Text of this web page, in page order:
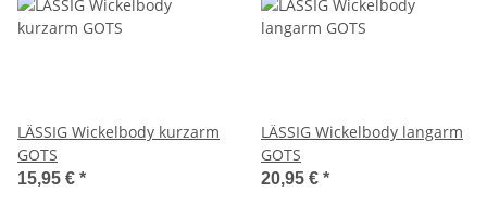
LÄSSIG Wickelbody kurzarm
GOTS
15,95 € *
LÄSSIG Wickelbody langarm
GOTS
20,95 € *